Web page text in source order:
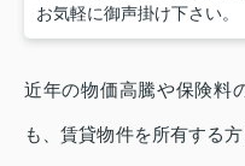
お気軽に御声掛け下さい。
近年の物価高騰や保険料
も、賃貸物件を所有する